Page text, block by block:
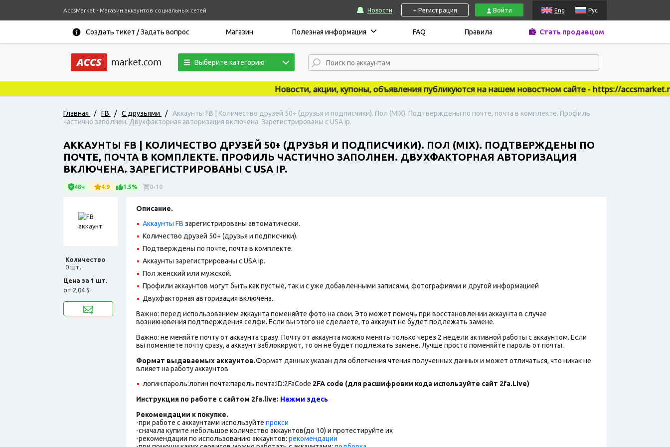
AccsMarket - Магазин аккаунтов социальных сетей Новости + Регистрация Войти Eng Рус
Создать тикет / Задать вопрос Магазин Полезная информация FAQ Правила Стать продавцом
Выберите категорию
Новости, акции, купоны, объявления публикуются на нашем новостном сайте - https://
Главная / FB / С друзьями /
Аккаунты FB | Количество друзей 50+ (друзья и подписчики). Пол (MIX). Подтверждены по почте, почта в комплекте. Профиль
частично заполнен. Двухфакторная авторизация включена. Зарегистрированы с USA ip.
АККАУНТЫ FB | КОЛИЧЕСТВО ДРУЗЕЙ 50+ (ДРУЗЬЯ И ПОДПИСЧИКИ). ПОЛ (MIX). ПОДТВЕРЖДЕНЫ ПО
ПОЧТЕ, ПОЧТА В КОМПЛЕКТЕ. ПРОФИЛЬ ЧАСТИЧНО ЗАПОЛНЕН. ДВУХФАКТОРНАЯ АВТОРИЗАЦИЯ
ВКЛЮЧЕНА. ЗАРЕГИСТРИРОВАНЫ С USA IP.
48ч 4.9 1.5% 0-10
Количество
0 шт.
Цена за 1 шт.
от 2,04 $
Описание.
Аккаунты FB зарегистрированы автоматически.
Количество друзей 50+ (друзья и подписчики).
Подтверждены по почте, почта в комплекте.
Аккаунты зарегистрированы с USA ip.
Пол женский или мужской.
Профили аккаунтов могут быть как пустые, так и с уже добавленными записями, фотографиями и другой информацией
Двухфакторная авторизация включена.
Важно: перед использованием аккаунта поменяйте фото на свои. Это может помочь при восстановлении аккаунта в случае
возникновения подтверждения селфи. Если вы этого не сделаете, то аккаунт не будет подлежать замене.
Важно: не меняйте почту от аккаунта сразу. Почту от аккаунта можно менять только через 2 недели активной работы с аккаунтом. Если
вы поменяете почту сразу, а аккаунт заблокируют, то он не будет подлежать замене. Лучше просто поменяйте пароль от почты.
Формат выдаваемых аккаунтов.Формат данных указан для облегчения чтения полученных данных и может отличаться, что никак не
влияет на работу аккаунтов
логин:пароль:логин почта:пароль почта:ID:2FaCode 2FA code (для расшифровки кода используйте сайт 2fa.Live)
Инструкция по работе с сайтом 2fa.live: Нажми здесь
Рекомендации к покупке.
-при работе с аккаунтами используйте прокси
-сначала купите небольшое количество аккаунтов(до 10) и протестируйте их
-рекомендации по использованию аккаунтов: рекомендации